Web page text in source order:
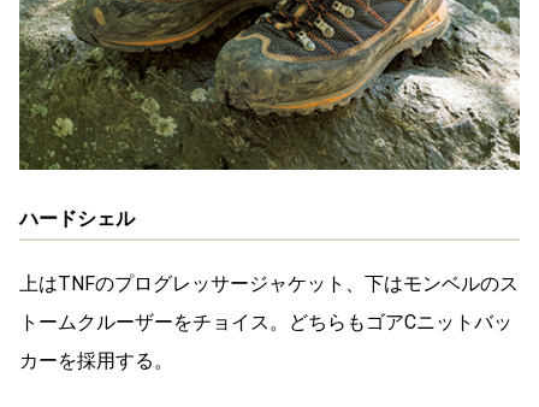
ハードシェル
上はTNFのプログレッサージャケット、下はモンベルのス
トームクルーザーをチョイス。どちらもゴアCニットバッ
カーを採用する。